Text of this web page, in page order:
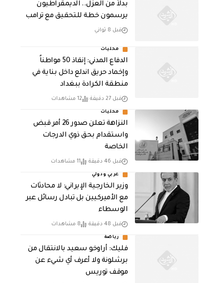
بدلاً من العزل.. الديمقراطيون
يرسمون خطة للتحقيق مع ترامب
قبل 8 ثواني
محليات
الدفاع المدني: إنقاذ 50 مواطناً
وإخماد حريق اندلع داخل بناية في
منطقة الكرادة ببغداد
قبل 27 دقيقة 12 مشاهدات
محليات
النزاهة تعلن صدور 26 أمر قبض
واستقدام بحق ذوي الدرجات
الخاصة
قبل 46 دقيقة 11 مشاهدات
عربي ودولي
‏وزير الخارجية الإيراني: لا محادثات
مع الأميركيين بل تبادل رسائل عبر
الوسطاء
قبل 48 دقيقة 8 مشاهدات
رياضة
فليك: أراوخو سعيد بالانتقال من
برشلونة ولا أعرف أي شيء عن
موقف توريس